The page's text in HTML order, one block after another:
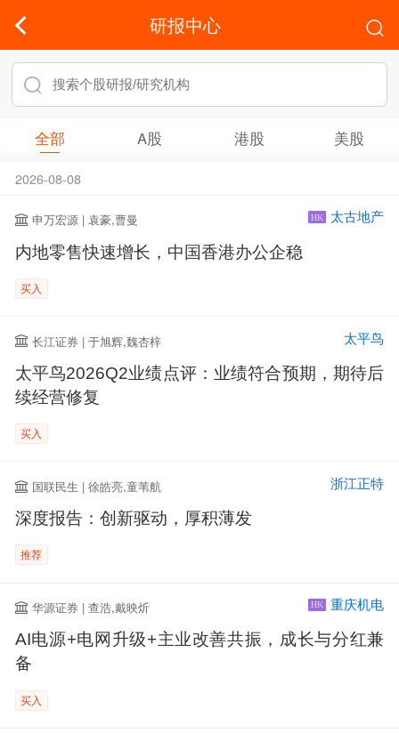
研报中心
全部 A股 港股 美股
2026-08-08
申万宏源 | 袁豪,曹曼 HK 太古地产
内地零售快速增长，中国香港办公企稳
买入
长江证券 | 于旭辉,魏杏梓 太平鸟
太平鸟2026Q2业绩点评：业绩符合预期，期待后
续经营修复
买入
国联民生 | 徐皓亮,童苇航 浙江正特
深度报告：创新驱动，厚积薄发
推荐
华源证券 | 查浩,戴映炘 HK 重庆机电
AI电源+电网升级+主业改善共振，成长与分红兼
备
买入